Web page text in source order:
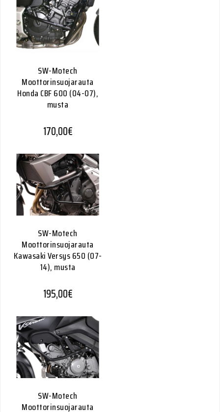
SW-Motech
Moottorinsuojarauta
Honda CBF 600 (04-07),
musta
170,00€
SW-Motech
Moottorinsuojarauta
Kawasaki Versys 650 (07-
14), musta
195,00€
SW-Motech
Moottorinsuojarauta